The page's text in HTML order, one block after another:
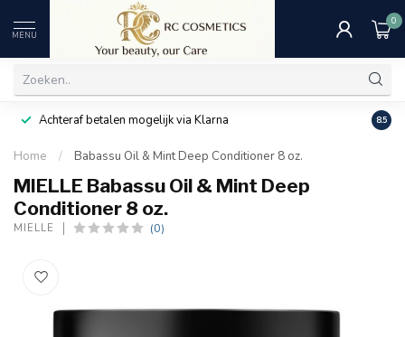
MENU
0
Achteraf betalen mogelijk via Klarna 8.5
Home / Babassu Oil & Mint Deep Conditioner 8 oz.
MIELLE Babassu Oil & Mint Deep
Conditioner 8 oz.
MIELLE (0)